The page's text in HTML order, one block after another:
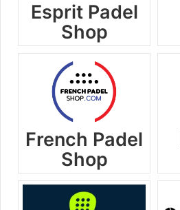
Esprit Padel
Shop
French Padel
Shop